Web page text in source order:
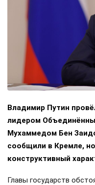
Владимир Путин
лидером
Мухаммедом Бен
сообщили в Кремле,
конструктивный
Главы государств